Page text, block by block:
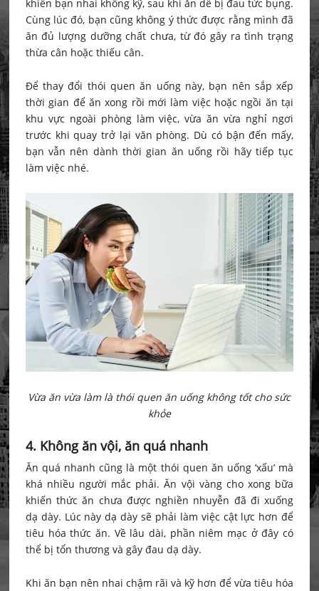
khiến bạn nhai không kỹ, sau khi ăn dễ bị đau tức bụng.
Cùng lúc đó, bạn cũng không ý thức được rằng mình đã
ăn đủ lượng dưỡng chất chưa, từ đó gây ra tình trạng
thừa cân hoặc thiếu cân.
Để thay đổi thói quen ăn uống này, bạn nên sắp xếp
thời gian để ăn xong rồi mới làm việc hoặc ngồi ăn tại
khu vực ngoài phòng làm việc, vừa ăn vừa nghỉ ngơi
trước khi quay trở lại văn phòng. Dù có bận đến mấy,
bạn vẫn nên dành thời gian ăn uống rồi hãy tiếp tục
làm việc nhé.
Vừa ăn vừa làm là thói quen ăn uống không tốt cho sức
khỏe
4. Không ăn vội, ăn quá nhanh
Ăn quá nhanh cũng là một thói quen ăn uống ‘xấu’ mà
khá nhiều người mắc phải. Ăn vội vàng cho xong bữa
khiến thức ăn chưa được nghiền nhuyễn đã đi xuống
dạ dày. Lúc này dạ dày sẽ phải làm việc cật lực hơn để
tiêu hóa thức ăn. Về lâu dài, phần niêm mạc ở đây có
thể bị tổn thương và gây đau dạ dày.
Khi ăn bạn nên nhai chậm rãi và kỹ hơn để vừa tiêu hóa